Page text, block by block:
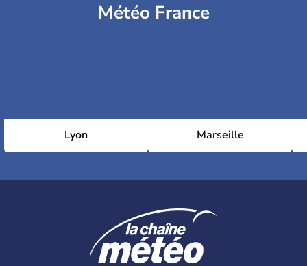
Météo France
Lyon Marseille